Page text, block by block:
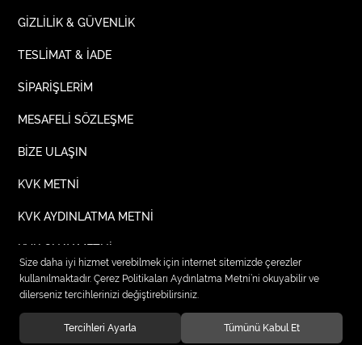
GİZLİLİK & GÜVENLİK
TESLİMAT & İADE
SİPARİŞLERİM
MESAFELİ SÖZLEŞME
BİZE ULAŞIN
KVK METNİ
KVK AYDINLATMA METNİ
KVK ONAY METNİ
© 2020TIPTEKS KURUMSAL İŞ ELBİSELERİ. Tüm hakları saklıdır.
Size daha iyi hizmet verebilmek için internet sitemizde çerezler
kullanılmaktadır. Çerez Politikaları Aydınlatma Metni’ni okuyabilir ve
dilerseniz tercihlerinizi değiştirebilirsiniz.
Tercihleri Ayarla Tümünü Kabul Et